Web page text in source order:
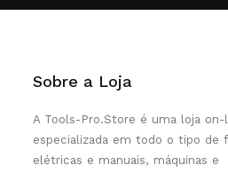
Sobre a Loja
A Tools-Pro.Store é uma loja on-
especializada em todo o tipo de
elétricas e manuais, máquinas e